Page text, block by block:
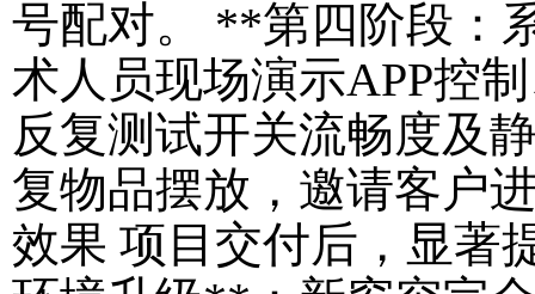
号配对。 **第四阶段：
术人员现场演示APP控
反复测试开关流畅度及
复物品摆放，邀请客户
效果 项目交付后，显著